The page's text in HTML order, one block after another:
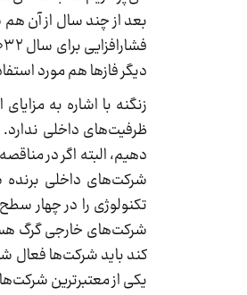
بعد از چند سال از آن
دیگر فازها هم مورد
زنگنه با اشاره به
ظرفیت‌های داخلی ندارد.
دهیم، البته اگر در
شرکت‌های داخلی برنده
تکنولوژی را در چهار
شرکت‌های خارجی گرگ
یکی از معتبرترین